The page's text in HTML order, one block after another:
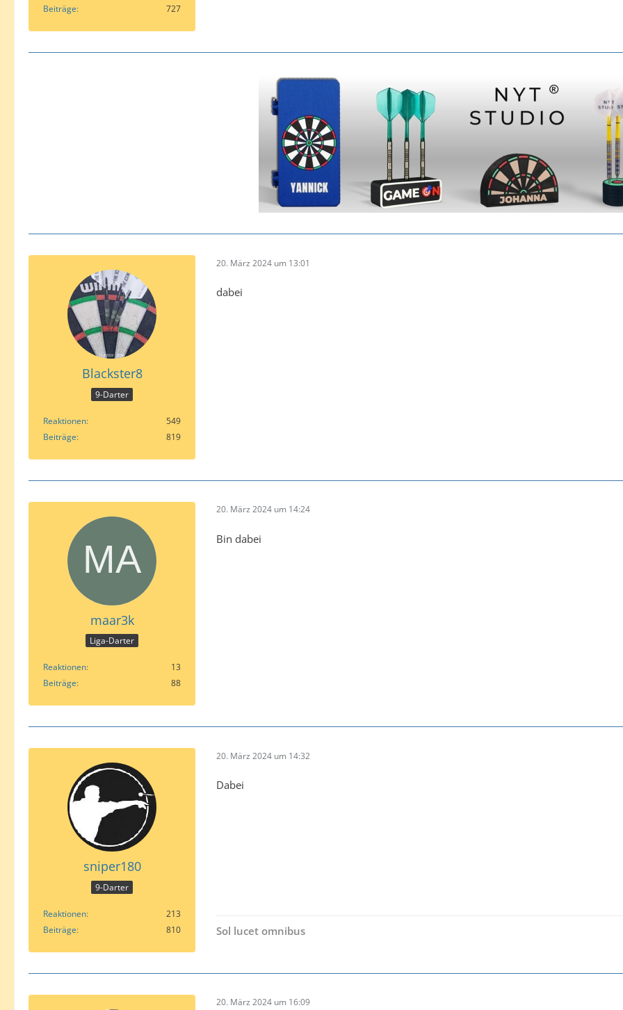
Beiträge
727
Blackster8
9-Darter
Reaktionen
549
Beiträge
819
20. März 2024 um 13:01
dabei
maar3k
Liga-Darter
Reaktionen
13
Beiträge
88
20. März 2024 um 14:24
Bin dabei
sniper180
9-Darter
Reaktionen
213
Beiträge
810
20. März 2024 um 14:32
Dabei
Sol lucet omnibus
20. März 2024 um 16:09